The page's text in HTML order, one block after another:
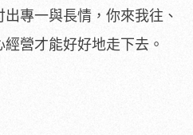
專一與長情，你來我往、
營才能好好地走下去。